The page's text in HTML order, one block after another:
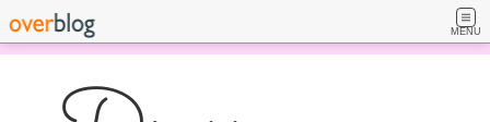
MENU